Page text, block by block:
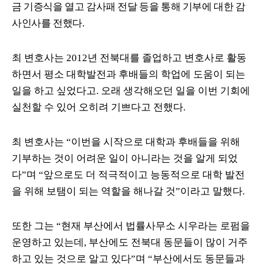
금 기증식을 열고 감사패 전달 등을 통해 기부에 대한 감
사인사를 전했다.
최 변호사는 2012년 전북대를 졸업하고 변호사로 활동
하면서 평소 대학발전과 후배들의 학업에 도움이 되는
일을 하고 싶었다고. 오래 생각해오던 일을 이번 기회에
실천할 수 있어 오히려 기쁘다고 전했다.
최 변호사는 “이번을 시작으로 대학과 후배들을 위해
기부하는 것이 어려운 일이 아니라는 것을 알게 되었
다”며 “앞으로도 더 적극적이고 능동적으로 대학 발전
을 위해 보탬이 되는 역할을 해나갈 것”이라고 말했다.
또한 그는 “현재 부산에서 법률사무소 시우라는 로펌을
운영하고 있는데 , 부산에도 전북대 동문들이 많이 거주
하고 있는 것으로 알고 있다”며 “부산에서도 동문들과